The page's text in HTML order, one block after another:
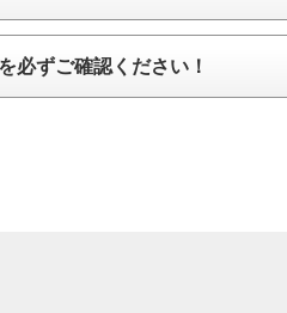
必ずご確認ください！